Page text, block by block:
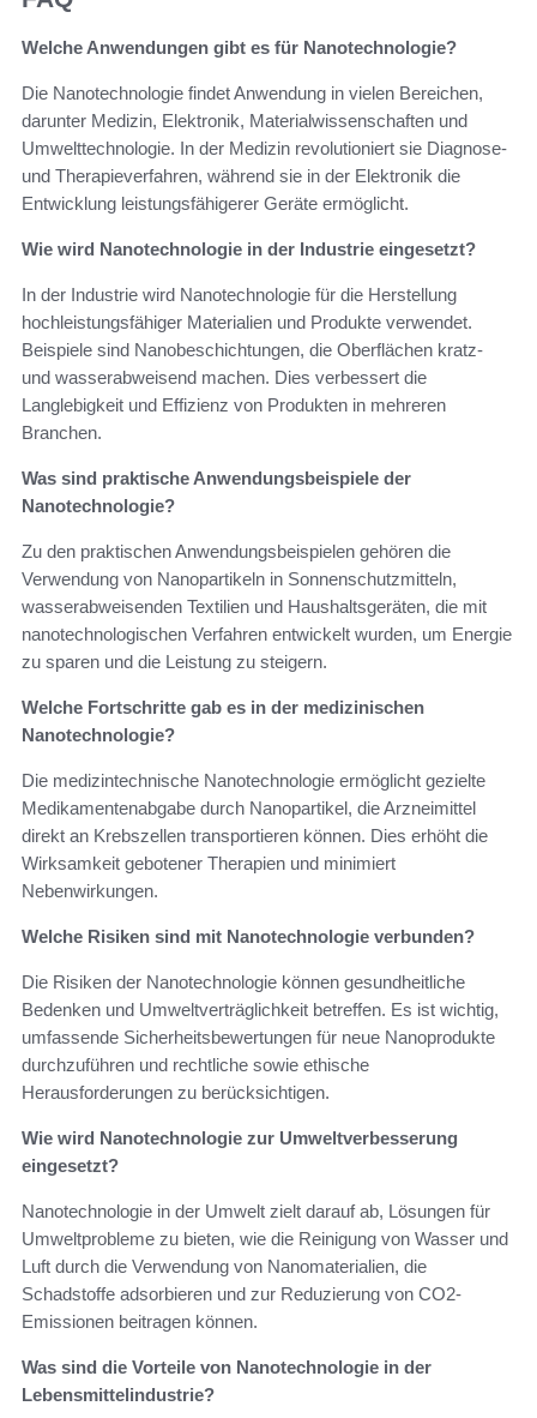
Welche Anwendungen gibt es für Nanotechnologie?
Die Nanotechnologie findet Anwendung in vielen Bereichen,
darunter Medizin, Elektronik, Materialwissenschaften und
Umwelttechnologie. In der Medizin revolutioniert sie Diagnose-
und Therapieverfahren, während sie in der Elektronik die
Entwicklung leistungsfähigerer Geräte ermöglicht.
Wie wird Nanotechnologie in der Industrie eingesetzt?
In der Industrie wird Nanotechnologie für die Herstellung
hochleistungsfähiger Materialien und Produkte verwendet.
Beispiele sind Nanobeschichtungen, die Oberflächen kratz-
und wasserabweisend machen. Dies verbessert die
Langlebigkeit und Effizienz von Produkten in mehreren
Branchen.
Was sind praktische Anwendungsbeispiele der
Nanotechnologie?
Zu den praktischen Anwendungsbeispielen gehören die
Verwendung von Nanopartikeln in Sonnenschutzmitteln,
wasserabweisenden Textilien und Haushaltsgeräten, die mit
nanotechnologischen Verfahren entwickelt wurden, um Energie
zu sparen und die Leistung zu steigern.
Welche Fortschritte gab es in der medizinischen
Nanotechnologie?
Die medizintechnische Nanotechnologie ermöglicht gezielte
Medikamentenabgabe durch Nanopartikel, die Arzneimittel
direkt an Krebszellen transportieren können. Dies erhöht die
Wirksamkeit gebotener Therapien und minimiert
Nebenwirkungen.
Welche Risiken sind mit Nanotechnologie verbunden?
Die Risiken der Nanotechnologie können gesundheitliche
Bedenken und Umweltverträglichkeit betreffen. Es ist wichtig,
umfassende Sicherheitsbewertungen für neue Nanoprodukte
durchzuführen und rechtliche sowie ethische
Herausforderungen zu berücksichtigen.
Wie wird Nanotechnologie zur Umweltverbesserung
eingesetzt?
Nanotechnologie in der Umwelt zielt darauf ab, Lösungen für
Umweltprobleme zu bieten, wie die Reinigung von Wasser und
Luft durch die Verwendung von Nanomaterialien, die
Schadstoffe adsorbieren und zur Reduzierung von CO2-
Emissionen beitragen können.
Was sind die Vorteile von Nanotechnologie in der
Lebensmittelindustrie?